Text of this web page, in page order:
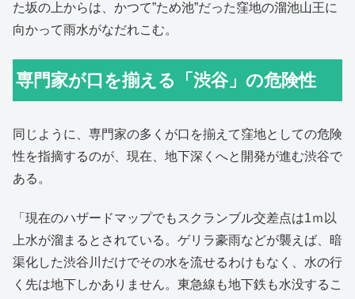
た坂の上からは、かつて”ため池”だった窪地の溜池山王に
向かって雨水がなだれこむ。
専門家が口を揃える「渋谷」の危険性
同じように、専門家の多くが口を揃えて窪地としての危険
性を指摘するのが、現在、地下深くへと開発が進む渋谷で
ある。
「現在のハザードマップでもスクランブル交差点は1ｍ以
上水が溜まるとされている。ゲリラ豪雨などが襲えば、暗
渠化した渋谷川だけでその水を流せるわけもなく、水の行
く先は地下しかありません。東急線も地下鉄も水没するこ